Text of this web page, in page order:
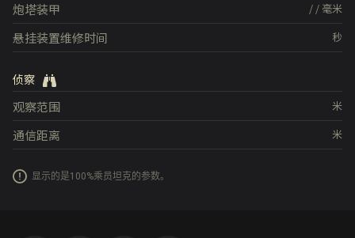
/ / 毫米
炮塔装甲
秒
悬挂装置维修时间
侦察
米
观察范围
米
通信距离
显示的是100%乘员坦克的参数。